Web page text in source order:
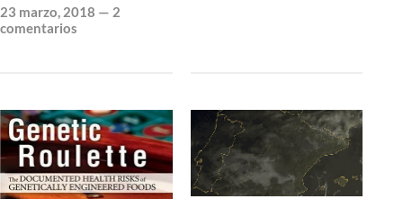
23 marzo, 2018 — 2
comentarios